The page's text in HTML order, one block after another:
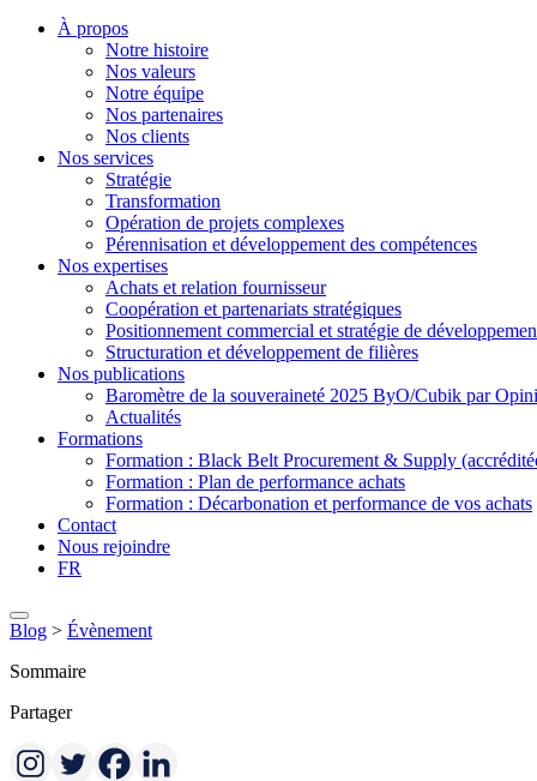
À propos
Notre histoire
Nos valeurs
Notre équipe
Nos partenaires
Nos clients
Nos services
Stratégie
Transformation
Opération de projets complexes
Pérennisation et développement des compétences
Nos expertises
Achats et relation fournisseur
Coopération et partenariats stratégiques
Positionnement commercial et stratégie de
Structuration et développement de filières
Nos publications
Baromètre de la souveraineté 2025 ByO/Cubik par
Actualités
Formations
Formation : Black Belt Procurement & Supply
Formation : Plan de performance achats
Formation : Décarbonation et performance de vos achats
Contact
Nous rejoindre
FR
Blog > Évènement
Sommaire
Partager